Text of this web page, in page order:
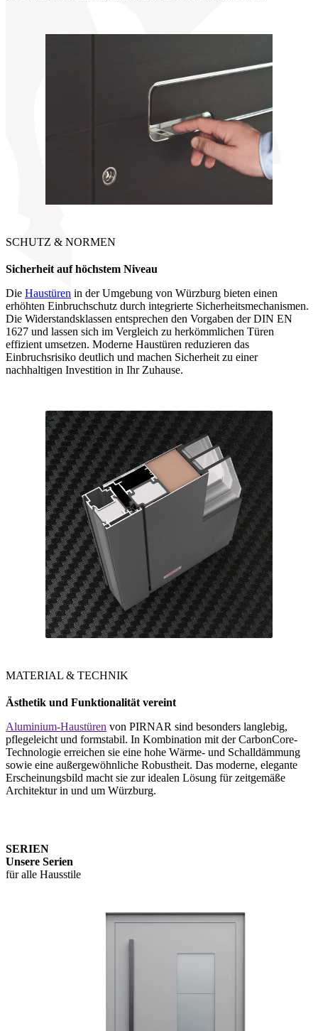
SCHUTZ & NORMEN
Sicherheit auf höchstem Niveau
Die Haustüren in der Umgebung von Würzburg bieten einen
erhöhten Einbruchschutz durch integrierte Sicherheitsmechanismen.
Die Widerstandsklassen entsprechen den Vorgaben der DIN EN
1627 und lassen sich im Vergleich zu herkömmlichen Türen
effizient umsetzen. Moderne Haustüren reduzieren das
Einbruchsrisiko deutlich und machen Sicherheit zu einer
nachhaltigen Investition in Ihr Zuhause.
MATERIAL & TECHNIK
Ästhetik und Funktionalität vereint
Aluminium-Haustüren von PIRNAR sind besonders langlebig,
pflegeleicht und formstabil. In Kombination mit der CarbonCore-
Technologie erreichen sie eine hohe Wärme- und Schalldämmung
sowie eine außergewöhnliche Robustheit. Das moderne, elegante
Erscheinungsbild macht sie zur idealen Lösung für zeitgemäße
Architektur in und um Würzburg.
SERIEN
Unsere Serien
für alle Hausstile